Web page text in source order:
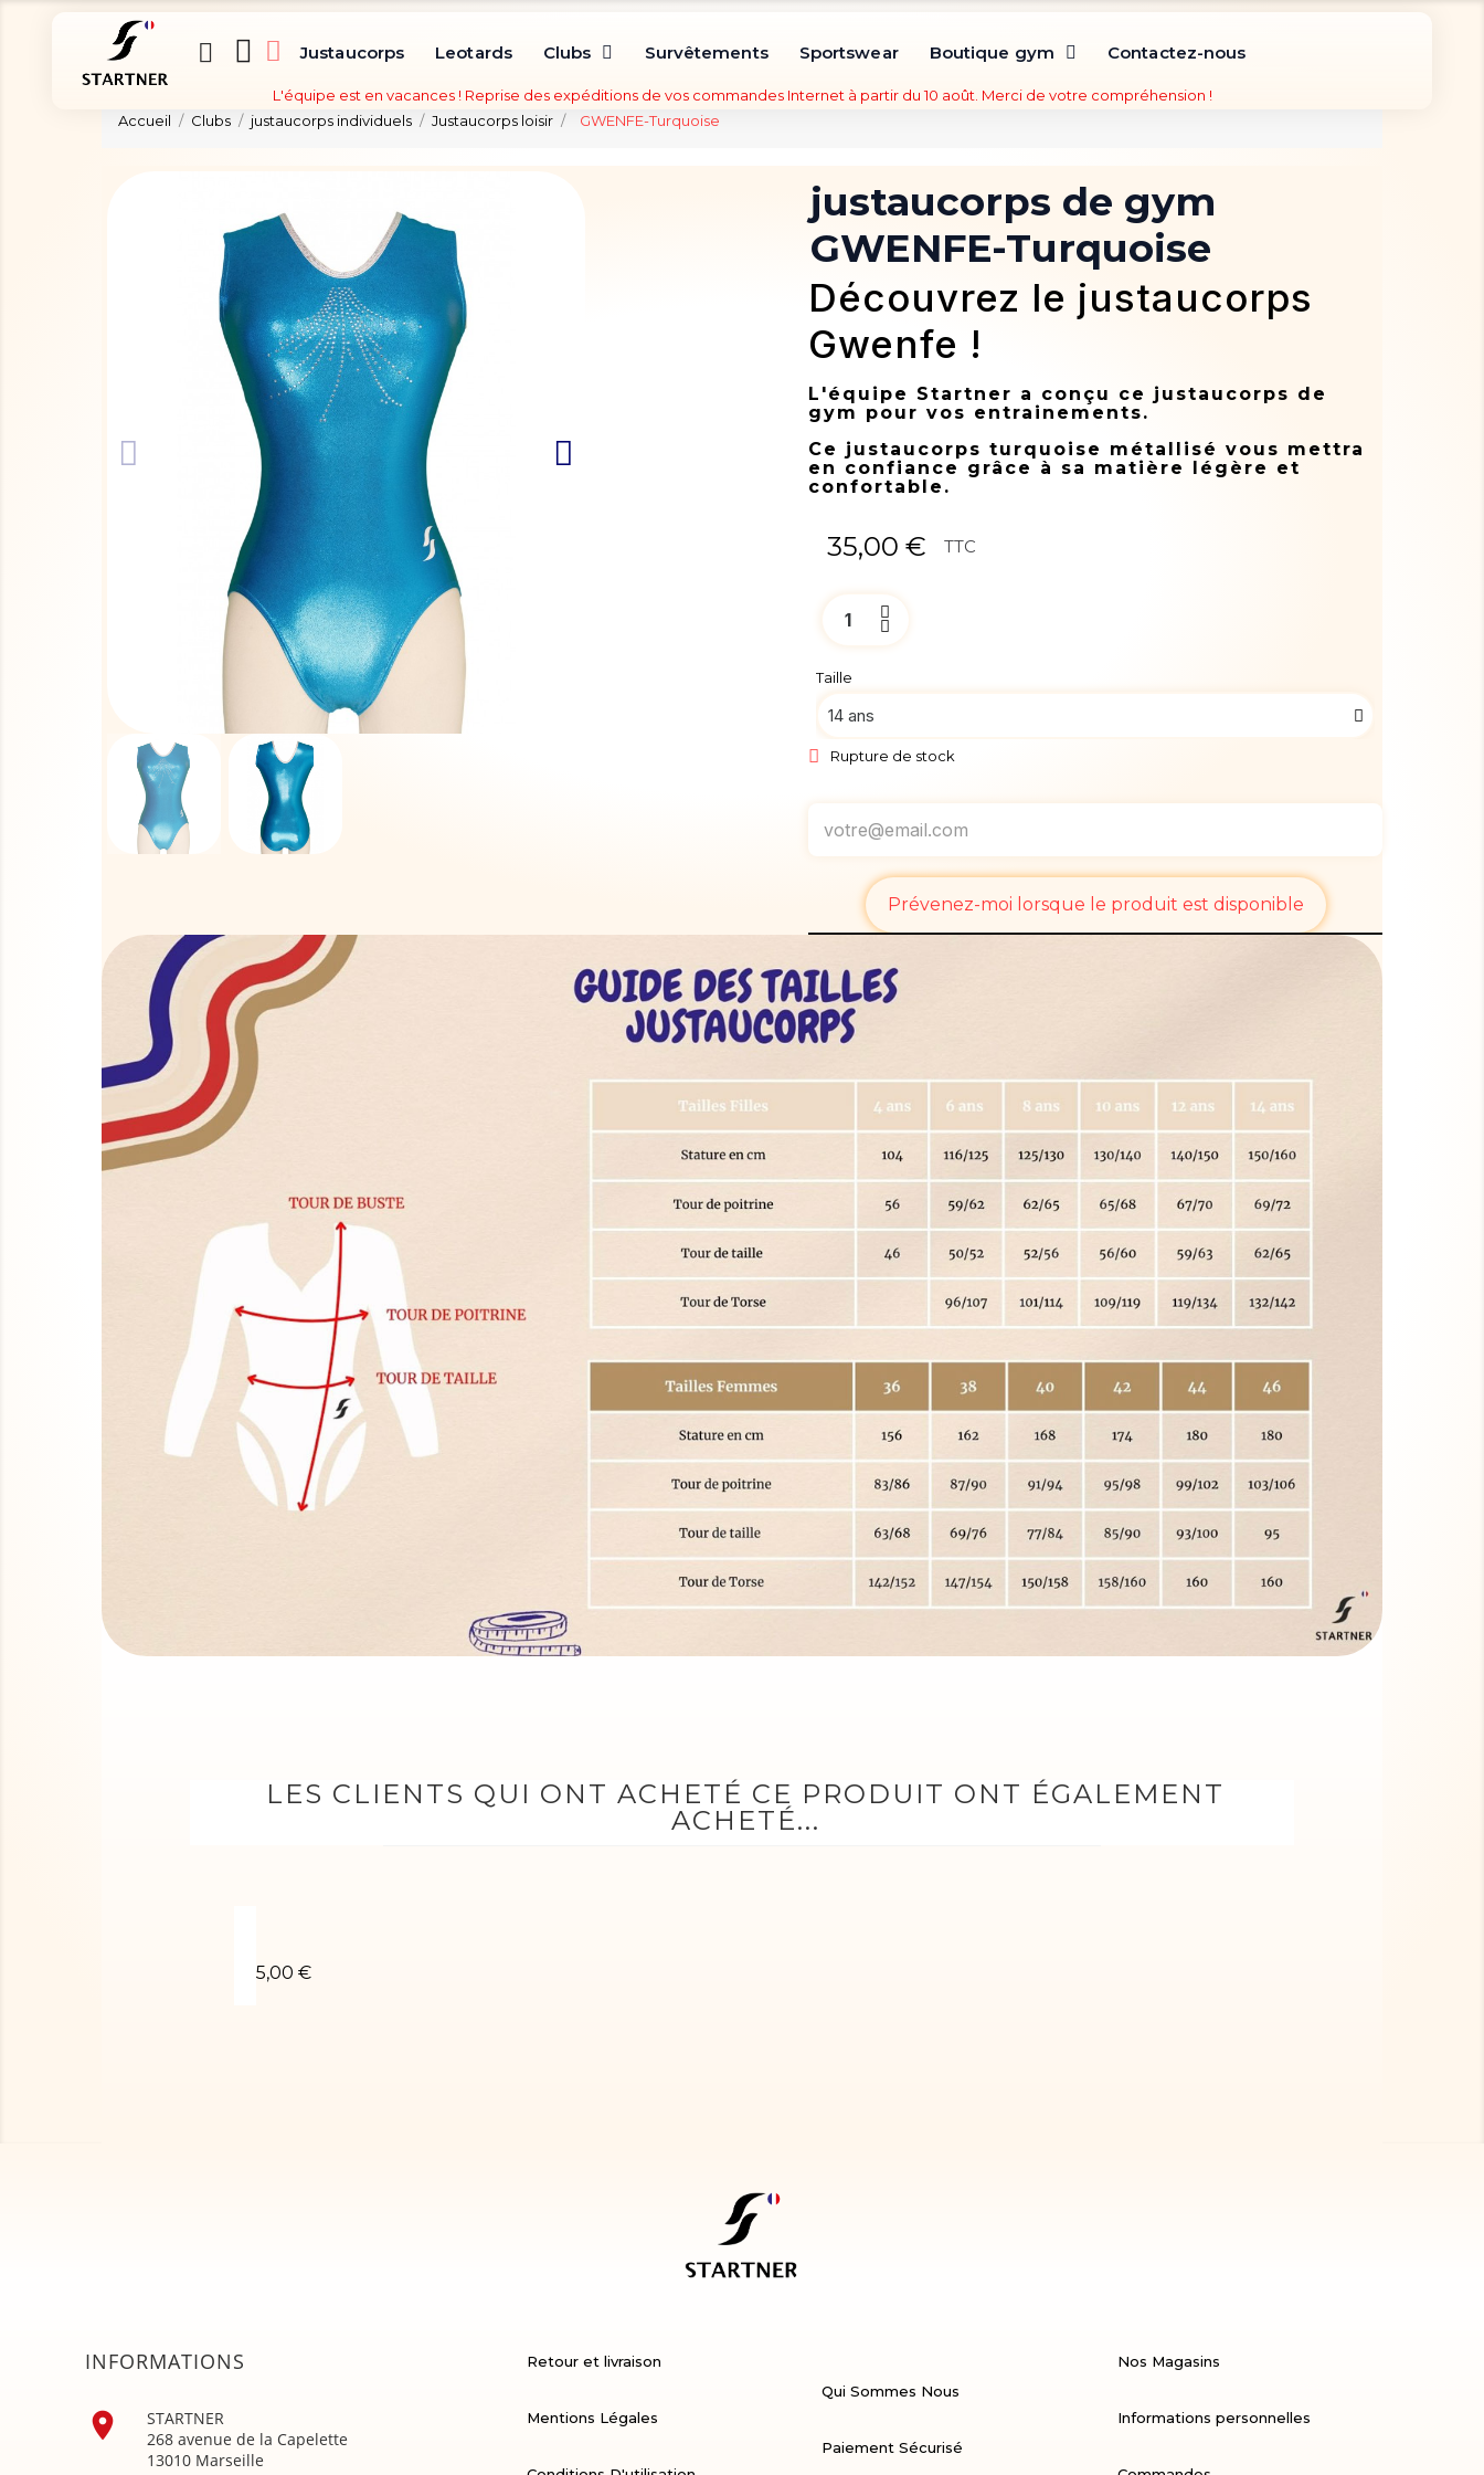
Justaucorps Leotards Clubs Survêtements Sportswear Boutique gym Contactez-nous
L'équipe est en vacances ! Reprise des expéditions de vos commandes Internet à partir du 10 août. Merci de votre compréhension !
Accueil
Clubs justaucorps individuels Justaucorps loisir GWENFE-Turquoise
justaucorps de gym
GWENFE-Turquoise
Découvrez le justaucorps
Gwenfe !
L'équipe Startner a conçu ce justaucorps de
gym pour vos entrainements.
Ce justaucorps turquoise métallisé vous mettra
en confiance grâce à sa matière légère et
confortable.
35,00 € TTC
Taille
Rupture de stock
Prévenez-moi lorsque le produit est disponible
LES CLIENTS QUI ONT ACHETÉ CE PRODUIT ONT ÉGALEMENT
ACHETÉ...
5,00 €
INFORMATIONS

STARTNER
268 avenue de la Capelette
13010 Marseille
Retour et livraison
Mentions Légales
Qui Sommes Nous
Paiement Sécurisé
Nos Magasins
Informations personnelles